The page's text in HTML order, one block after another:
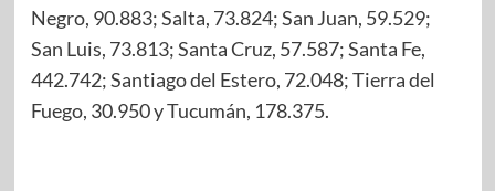
Negro, 90.883; Salta, 73.824; San Juan, 59.529;
San Luis, 73.813; Santa Cruz, 57.587; Santa Fe,
442.742; Santiago del Estero, 72.048; Tierra del
Fuego, 30.950 y Tucumán, 178.375.